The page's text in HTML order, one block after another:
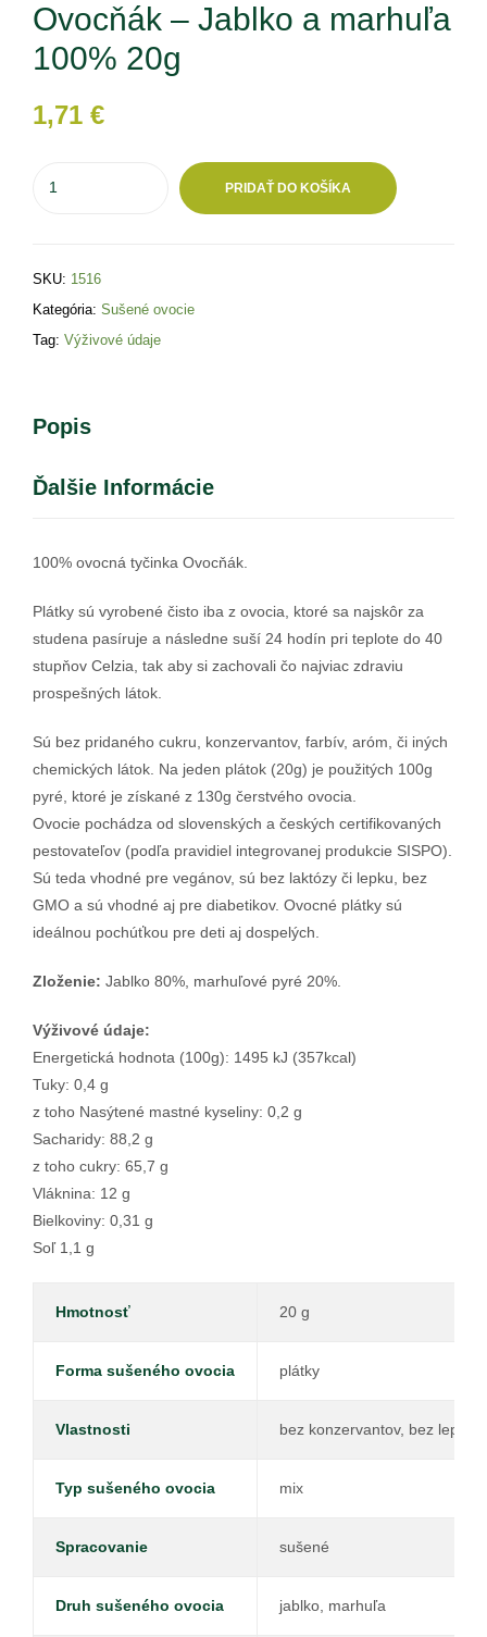
Ovocňák – Jablko a marhuľa
100% 20g
1,71 €
PRIDAŤ DO KOŠÍKA
SKU: 1516
Kategória: Sušené ovocie
Tag: Výživové údaje
Popis
Ďalšie Informácie
100% ovocná tyčinka Ovocňák.
Plátky sú vyrobené čisto iba z ovocia, ktoré sa najskôr za
studena pasíruje a následne suší 24 hodín pri teplote do 40
stupňov Celzia, tak aby si zachovali čo najviac zdraviu
prospešných látok.
Sú bez pridaného cukru, konzervantov, farbív, aróm, či iných
chemických látok. Na jeden plátok (20g) je použitých 100g
pyré, ktoré je získané z 130g čerstvého ovocia.
Ovocie pochádza od slovenských a českých certifikovaných
pestovateľov (podľa pravidiel integrovanej produkcie SISPO).
Sú teda vhodné pre vegánov, sú bez laktózy či lepku, bez
GMO a sú vhodné aj pre diabetikov. Ovocné plátky sú
ideálnou pochúťkou pre deti aj dospelých.
Zloženie: Jablko 80%, marhuľové pyré 20%.
Výživové údaje:
Energetická hodnota (100g): 1495 kJ (357kcal)
Tuky: 0,4 g
z toho Nasýtené mastné kyseliny: 0,2 g
Sacharidy: 88,2 g
z toho cukry: 65,7 g
Vláknina: 12 g
Bielkoviny: 0,31 g
Soľ 1,1 g
Hmotnosť 20 g
Forma sušeného ovocia plátky
Vlastnosti bez konzervantov, bez
Typ sušeného ovocia mix
Spracovanie sušené
Druh sušeného ovocia jablko, marhuľa